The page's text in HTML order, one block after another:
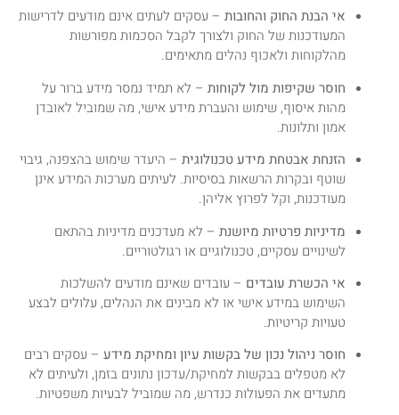
אי הבנת החוק והחובות – עסקים לעתים אינם מודעים לדרישות
המעודכנות של החוק ולצורך לקבל הסכמות מפורשות
מהלקוחות ולאכוף נהלים מתאימים.
חוסר שקיפות מול לקוחות – לא תמיד נמסר מידע ברור על
מהות איסוף, שימוש והעברת מידע אישי, מה שמוביל לאובדן
אמון ותלונות.
הזנחת אבטחת מידע טכנולוגית – היעדר שימוש בהצפנה, גיבוי
שוטף ובקרות הרשאות בסיסיות. לעיתים מערכות המידע אינן
מעודכנות, וקל לפרוץ אליהן.
מדיניות פרטיות מיושנת – לא מעדכנים מדיניות בהתאם
לשינויים עסקיים, טכנולוגיים או רגולטוריים.
אי הכשרת עובדים – עובדים שאינם מודעים להשלכות
השימוש במידע אישי או לא מבינים את הנהלים, עלולים לבצע
טעויות קריטיות.
חוסר ניהול נכון של בקשות עיון ומחיקת מידע – עסקים רבים
לא מטפלים בבקשות למחיקת/עדכון נתונים בזמן, ולעיתים לא
מתעדים את הפעולות כנדרש, מה שמוביל לבעיות משפטיות.